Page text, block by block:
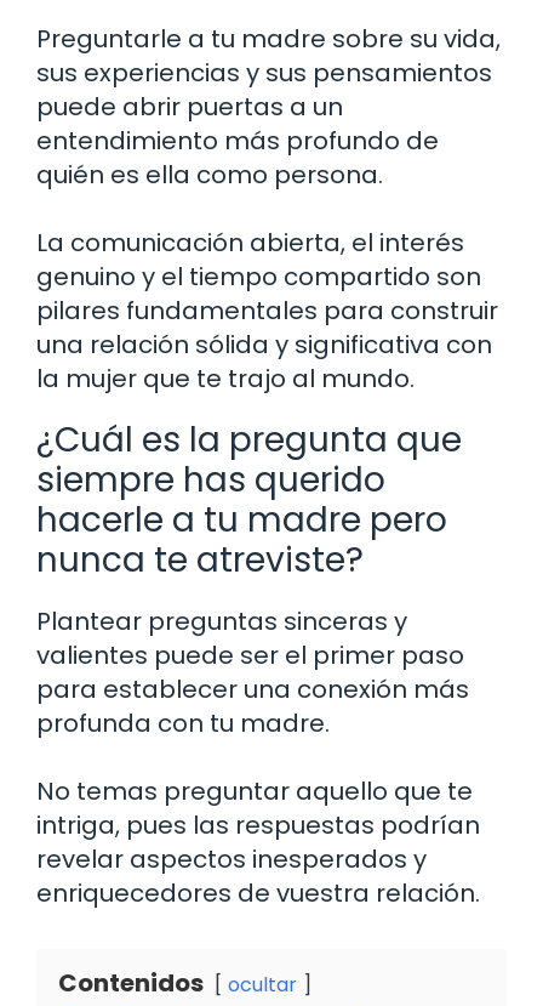
Preguntarle a tu madre sobre su vida,
sus experiencias y sus pensamientos
puede abrir puertas a un
entendimiento más profundo de
quién es ella como persona.
La comunicación abierta, el interés
genuino y el tiempo compartido son
pilares fundamentales para construir
una relación sólida y significativa con
la mujer que te trajo al mundo.
¿Cuál es la pregunta que
siempre has querido
hacerle a tu madre pero
nunca te atreviste?
Plantear preguntas sinceras y
valientes puede ser el primer paso
para establecer una conexión más
profunda con tu madre.
No temas preguntar aquello que te
intriga, pues las respuestas podrían
revelar aspectos inesperados y
enriquecedores de vuestra relación.
Contenidos ocultar